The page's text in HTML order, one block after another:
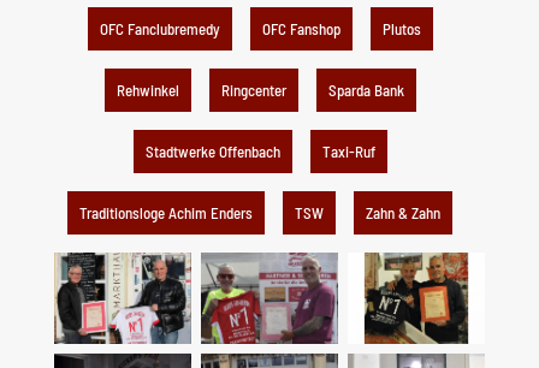
OFC Fanclubremedy OFC Fanshop Plutos
Rehwinkel Ringcenter Sparda Bank
Stadtwerke Offenbach Taxi-Ruf
Traditionsloge Achim Enders TSW Zahn & Zahn